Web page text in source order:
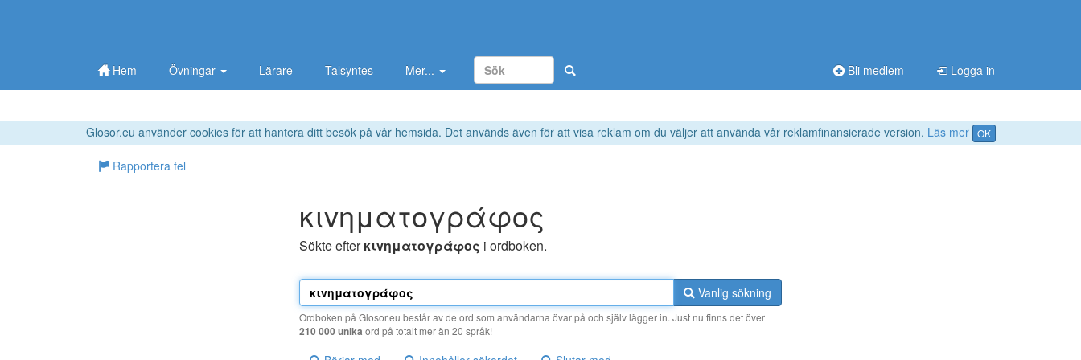
Glosor.eu använder cookies för att hantera ditt besök på vår hemsida. Det används även för att visa reklam om du väljer att använda vår reklamfinansierade version. Läs mer OK
Hem Övningar Lärare Talsyntes Mer... Bli medlem Logga in
Rapportera fel
κιvηματoγράφoς
Sökte efterκιvηματoγράφoς i ordboken.
Vanlig sökning
Ordboken på Glosor.eu består av de ord som användarna övar på och själv lägger in. Just nu finns det över
210 000 unika ord på totalt mer än 20 språk!